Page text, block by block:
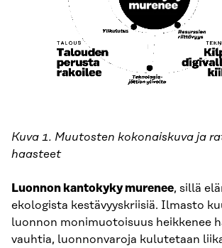
Kuva 1. Muutosten kokonaiskuva ja
haasteet
Luonnon kantokyky murenee, sillä
ekologista kestävyyskriisiä. Ilmasto
luonnon monimuotoisuus heikkenee
vauhtia, luonnonvaroja kulutetaan